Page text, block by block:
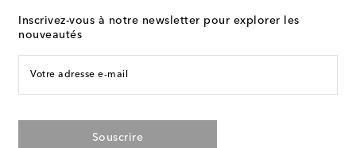
Inscrivez-vous à notre newsletter pour explorer les
nouveautés
Votre adresse e-mail
Souscrire